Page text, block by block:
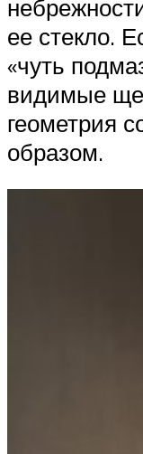
ее стекло.
«чуть
видимые
геометрия
образом.